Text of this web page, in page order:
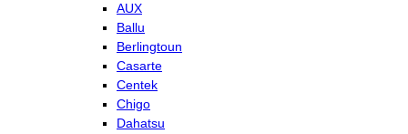
AUX
Ballu
Berlingtoun
Casarte
Centek
Chigo
Dahatsu